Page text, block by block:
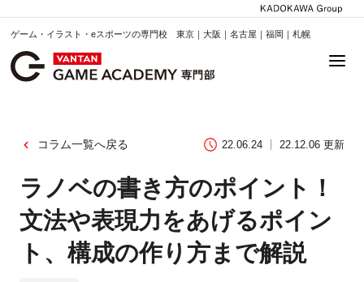
ゲーム・イラスト・eスポーツの専門校 東京｜大阪｜名古屋｜福岡｜札幌
コラム一覧へ戻る 22.06.24 22.12.06 更新
ラノベの書き方のポイント！
文法や表現力をあげるポイン
ト、構成の作り方まで解説